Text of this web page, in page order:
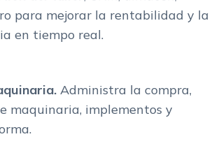
para mejorar la rentabilidad y la
en tiempo real.
Administra la compra,
maquinaria, implementos y